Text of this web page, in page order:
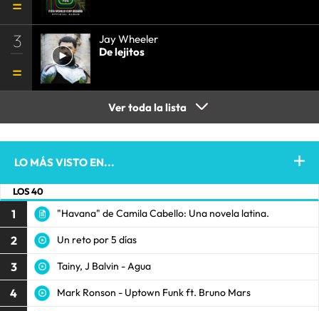
3
Jay Wheeler
De lejitos
Ver toda la lista
LO MÁS VISTO EN...
LOS 40
1 "Havana" de Camila Cabello: Una novela latina.
2 Un reto por 5 días
3 Tainy, J Balvin - Agua
4 Mark Ronson - Uptown Funk ft. Bruno Mars